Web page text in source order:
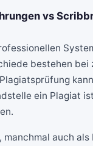
vs
bestehen bei
ein Plagiat
auch als